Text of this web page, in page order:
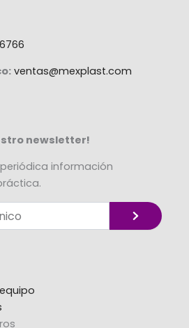
ventas@mexplast.com
newsletter!
información
Enviar